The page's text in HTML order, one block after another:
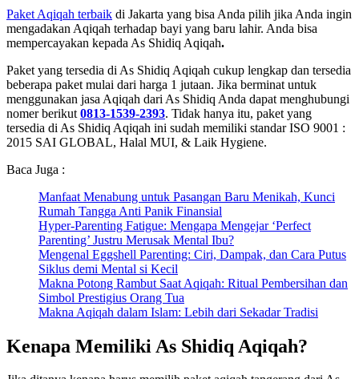
Paket Aqiqah terbaik di Jakarta yang bisa Anda pilih jika Anda ingin
mengadakan Aqiqah terhadap bayi yang baru lahir. Anda bisa
mempercayakan kepada As Shidiq Aqiqah.
Paket yang tersedia di As Shidiq Aqiqah cukup lengkap dan tersedia
beberapa paket mulai dari harga 1 jutaan. Jika berminat untuk
menggunakan jasa Aqiqah dari As Shidiq Anda dapat menghubungi
nomer berikut 0813-1539-2393. Tidak hanya itu, paket yang
tersedia di As Shidiq Aqiqah ini sudah memiliki standar ISO 9001 :
2015 SAI GLOBAL, Halal MUI, & Laik Hygiene.
Baca Juga :
Manfaat Menabung untuk Pasangan Baru Menikah, Kunci
Rumah Tangga Anti Panik Finansial
Hyper-Parenting Fatigue: Mengapa Mengejar ‘Perfect
Parenting’ Justru Merusak Mental Ibu?
Mengenal Eggshell Parenting: Ciri, Dampak, dan Cara Putus
Siklus demi Mental si Kecil
Makna Potong Rambut Saat Aqiqah: Ritual Pembersihan dan
Simbol Prestigius Orang Tua
Makna Aqiqah dalam Islam: Lebih dari Sekadar Tradisi
Kenapa Memiliki As Shidiq Aqiqah?